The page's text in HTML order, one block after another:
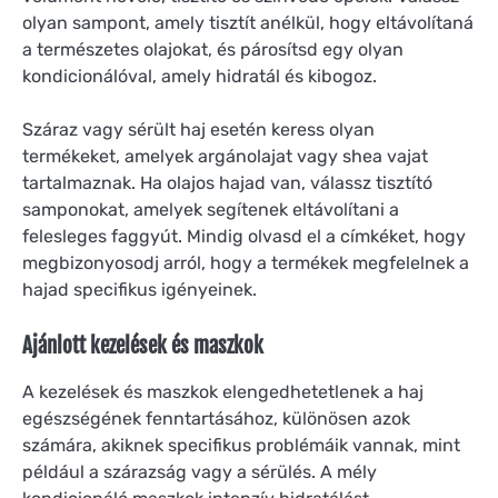
olyan sampont, amely tisztít anélkül, hogy eltávolítaná
a természetes olajokat, és párosítsd egy olyan
kondicionálóval, amely hidratál és kibogoz.
Száraz vagy sérült haj esetén keress olyan
termékeket, amelyek argánolajat vagy shea vajat
tartalmaznak. Ha olajos hajad van, válassz tisztító
samponokat, amelyek segítenek eltávolítani a
felesleges faggyút. Mindig olvasd el a címkéket, hogy
megbizonyosodj arról, hogy a termékek megfelelnek a
hajad specifikus igényeinek.
Ajánlott kezelések és maszkok
A kezelések és maszkok elengedhetetlenek a haj
egészségének fenntartásához, különösen azok
számára, akiknek specifikus problémáik vannak, mint
például a szárazság vagy a sérülés. A mély